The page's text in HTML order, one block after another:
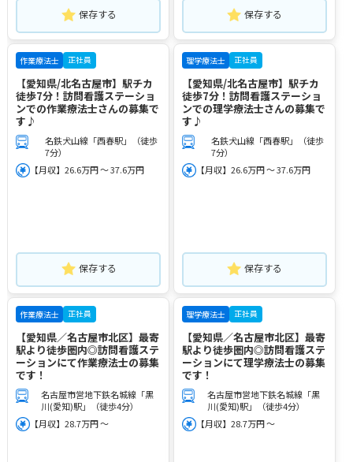
保存する 保存する
作業療法士 正社員
【愛知県/北名古屋市】駅チカ
徒歩7分！訪問看護ステーショ
ンでの作業療法士さんの募集で
す♪
名鉄犬山線「西春駅」（徒歩
7分）
【月収】26.6万円 ～ 37.6万円
保存する
理学療法士 正社員
【愛知県/北名古屋市】駅チカ
徒歩7分！訪問看護ステーショ
ンでの理学療法士さんの募集で
す♪
名鉄犬山線「西春駅」（徒歩
7分）
【月収】26.6万円 ～ 37.6万円
保存する
作業療法士 正社員
【愛知県／名古屋市北区】最寄
駅より徒歩圏内◎訪問看護ステ
ーションにて作業療法士の募集
です！
名古屋市営地下鉄名城線「黒
川(愛知)駅」（徒歩4分）
【月収】28.7万円 ～
理学療法士 正社員
【愛知県／名古屋市北区】最寄
駅より徒歩圏内◎訪問看護ステ
ーションにて理学療法士の募集
です！
名古屋市営地下鉄名城線「黒
川(愛知)駅」（徒歩4分）
【月収】28.7万円 ～